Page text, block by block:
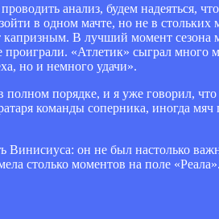
анализ, будем надеяться,
в одном мачте, но не в
капризным. В лучший момент
«Атлетик» сыграл много
но и немного удачи».
порядке, и я уже говорил,
команды соперника, иногда
Винисиуса: он не был настолько
столько моментов на поле